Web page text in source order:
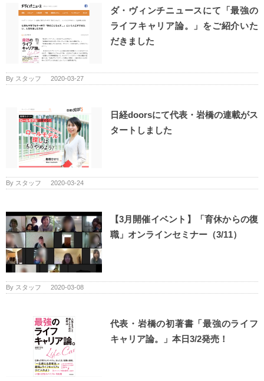
ダ・ヴィンチニュースにて「最強の
ライフキャリア論。」をご紹介いた
だきました
By スタッフ 2020-03-27
日経doorsにて代表・岩橋の連載がス
タートしました
By スタッフ 2020-03-24
【3月開催イベント】「育休からの復
職」オンラインセミナー（3/11）
By スタッフ 2020-03-08
代表・岩橋の初著書「最強のライフ
キャリア論。」本日3/2発売！